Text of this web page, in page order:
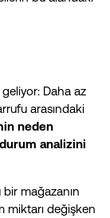
Daha az
arasındaki
neden
analizini
mağazanın
miktarı değişken